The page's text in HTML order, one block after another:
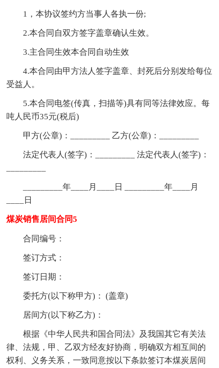
1，本协议签约方当事人各执一份;
2.本合同自双方签字盖章确认生效。
3.主合同生效本合同自动生效
4.本合同由甲方法人签字盖章、封死后分别发给每位
受益人。
5.本合同电签(传真，扫描等)具有同等法律效应。每
吨人民币35元(税后)
甲方(公章)：_________ 乙方(公章)：_________
法定代表人(签字)：_________ 法定代表人(签字)：
_________年____月____日 _________年____月
____日
煤炭销售居间合同5
合同编号：
签订方式：
签订日期：
委托方(以下称甲方)： (盖章)
居间方(以下称乙方)：
根据《中华人民共和国合同法》及我国其它有关法
律、法规，甲、乙双方经友好协商，明确双方相互间的
权利、义务关系，一致同意按以下条款签订本煤炭居间